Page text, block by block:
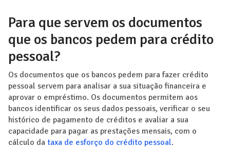
Para que servem os documentos
que os bancos pedem para crédito
pessoal?
Os documentos que os bancos pedem para fazer crédito
pessoal servem para analisar a sua situação financeira e
aprovar o empréstimo. Os documentos permitem aos
bancos identificar os seus dados pessoais, verificar o seu
histórico de pagamento de créditos e avaliar a sua
capacidade para pagar as prestações mensais, com o
cálculo da taxa de esforço do crédito pessoal.